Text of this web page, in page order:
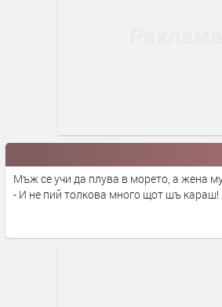
Мъж се учи да плува в морето, а жена
- И не пий толкова много щот шъ караш!